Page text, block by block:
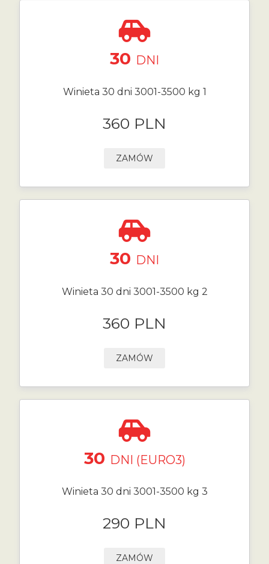
30 DNI
Winieta 30 dni 3001-3500 kg 1
360 PLN
ZAMÓW
30 DNI
Winieta 30 dni 3001-3500 kg 2
360 PLN
ZAMÓW
30 DNI (EURO3)
Winieta 30 dni 3001-3500 kg 3
290 PLN
ZAMÓW